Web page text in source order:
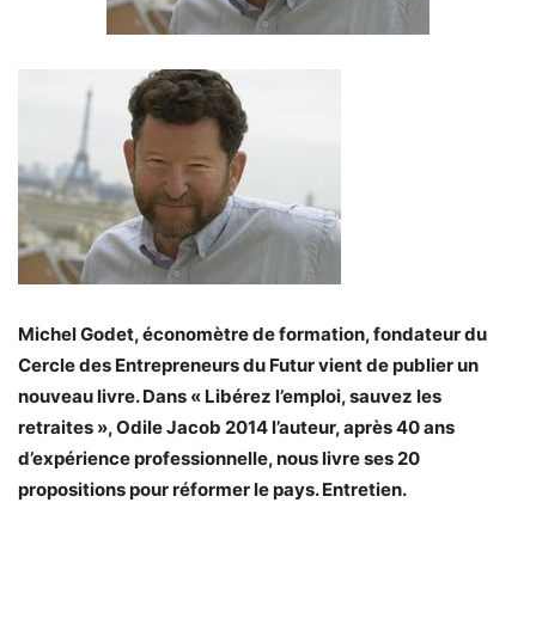
Michel Godet, économètre de formation, fondateur du
Cercle des Entrepreneurs du Futur vient de publier un
nouveau livre. Dans « Libérez l’emploi, sauvez les
retraites », Odile Jacob 2014 l’auteur, après 40 ans
d’expérience professionnelle, nous livre ses 20
propositions pour réformer le pays. Entretien.